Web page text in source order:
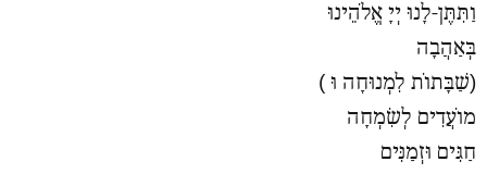
וַתִּתֶּן-לָנוּ יְיָ אֱלֹהֵינוּ
בְּאַהֲבָה
(שַׁבָּתוֹת לִמְנוּחָה וּ )
מוֹעֲדִים לְשִׂמְחָה
חַגִּים וּזְמַנִּים